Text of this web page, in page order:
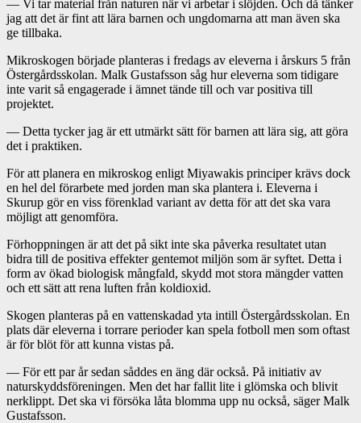
— Vi tar material från naturen när vi arbetar i slöjden. Och då tänker
jag att det är fint att lära barnen och ungdomarna att man även ska
ge tillbaka.
Mikroskogen började planteras i fredags av eleverna i årskurs 5 från
Östergårdsskolan. Malk Gustafsson såg hur eleverna som tidigare
inte varit så engagerade i ämnet tände till och var positiva till
projektet.
— Detta tycker jag är ett utmärkt sätt för barnen att lära sig, att göra
det i praktiken.
För att planera en mikroskog enligt Miyawakis principer krävs dock
en hel del förarbete med jorden man ska plantera i. Eleverna i
Skurup gör en viss förenklad variant av detta för att det ska vara
möjligt att genomföra.
Förhoppningen är att det på sikt inte ska påverka resultatet utan
bidra till de positiva effekter gentemot miljön som är syftet. Detta i
form av ökad biologisk mångfald, skydd mot stora mängder vatten
och ett sätt att rena luften från koldioxid.
Skogen planteras på en vattenskadad yta intill Östergårdsskolan. En
plats där eleverna i torrare perioder kan spela fotboll men som oftast
är för blöt för att kunna vistas på.
— För ett par år sedan såddes en äng där också. På initiativ av
naturskyddsföreningen. Men det har fallit lite i glömska och blivit
nerklippt. Det ska vi försöka låta blomma upp nu också, säger Malk
Gustafsson.